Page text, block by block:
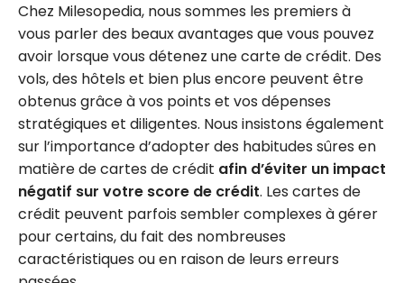
Chez Milesopedia, nous sommes les premiers à
vous parler des beaux avantages que vous pouvez
avoir lorsque vous détenez une carte de crédit. Des
vols, des hôtels et bien plus encore peuvent être
obtenus grâce à vos points et vos dépenses
stratégiques et diligentes. Nous insistons également
sur l’importance d’adopter des habitudes sûres en
matière de cartes de crédit afin d’éviter un impact
négatif sur votre score de crédit. Les cartes de
crédit peuvent parfois sembler complexes à gérer
pour certains, du fait des nombreuses
caractéristiques ou en raison de leurs erreurs